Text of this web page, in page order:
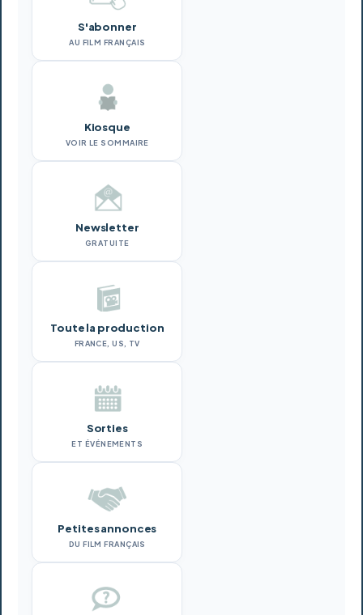
S'abonner
AU FILM FRANÇAIS
Kiosque
VOIR LE SOMMAIRE
Newsletter
GRATUITE
Toute la production
FRANCE, US, TV
Sorties
ET ÉVÉNEMENTS
Petites annonces
DU FILM FRANÇAIS